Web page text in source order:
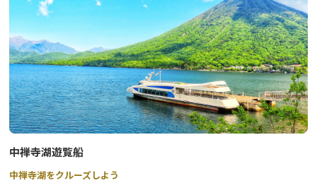
リアやホワイトハウスなどの世界の有名建築物を25分の１の縮尺
で精巧に再現し展示しているテーマパークです。
その展示数は100を超え、人間も25分の１サイズになっており、そ
の目線の高さから建物を見上げると本物そっくり！
建物を飾る彫刻やレリーフ、ステンドグラスはまさに職人技です。
また、建築物を彩るように咲き誇る２万本以上の盆栽などの植物も
本物！四季により表情を変え、見る者を楽しませてくれます。
是非、無料で行われているガイドツアーに参加して、より園内を楽
しく回ってみてください。
中禅寺湖遊覧船
中禅寺湖をクルーズしよう